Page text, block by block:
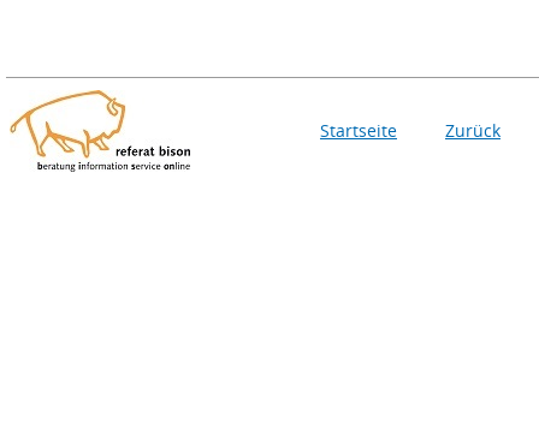
Startseite Zurück